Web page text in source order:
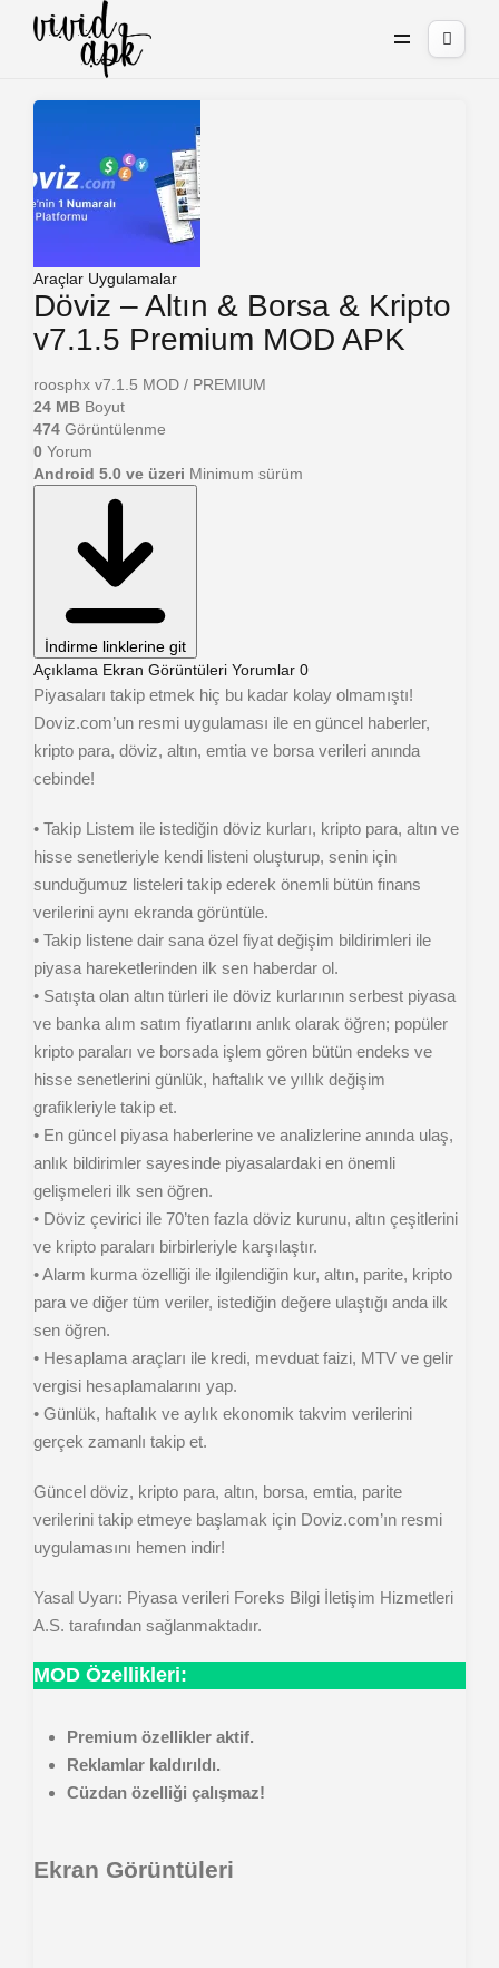
Araçlar Uygulamalar
Döviz – Altın & Borsa & Kripto
v7.1.5 Premium MOD APK
roosphx v7.1.5 MOD / PREMIUM
24 MB Boyut
474 Görüntülenme
0 Yorum
Android 5.0 ve üzeri Minimum sürüm
İndirme linklerine git
Açıklama Ekran Görüntüleri Yorumlar 0
Piyasaları takip etmek hiç bu kadar kolay olmamıştı!
Doviz.com’un resmi uygulaması ile en güncel haberler,
kripto para, döviz, altın, emtia ve borsa verileri anında
cebinde!
‌• Takip Listem ile istediğin döviz kurları, kripto para, altın ve
hisse senetleriyle kendi listeni oluşturup, senin için
sunduğumuz listeleri takip ederek önemli bütün finans
verilerini aynı ekranda görüntüle.
‌• Takip listene dair sana özel fiyat değişim bildirimleri ile
piyasa hareketlerinden ilk sen haberdar ol.
• Satışta olan altın türleri ile döviz kurlarının serbest piyasa
ve banka alım satım fiyatlarını anlık olarak öğren; popüler
kripto paraları ve borsada işlem gören bütün endeks ve
hisse senetlerini günlük, haftalık ve yıllık değişim
grafikleriyle takip et.
• En güncel piyasa haberlerine ve analizlerine anında ulaş,
anlık bildirimler sayesinde piyasalardaki en önemli
gelişmeleri ilk sen öğren.
• Döviz çevirici ile 70’ten fazla döviz kurunu, altın çeşitlerini
ve kripto paraları birbirleriyle karşılaştır.
• Alarm kurma özelliği ile ilgilendiğin kur, altın, parite, kripto
para ve diğer tüm veriler, istediğin değere ulaştığı anda ilk
sen öğren.
• Hesaplama araçları ile kredi, mevduat faizi, MTV ve gelir
vergisi hesaplamalarını yap.
• Günlük, haftalık ve aylık ekonomik takvim verilerini
gerçek zamanlı takip et.
Güncel döviz, kripto para, altın, borsa, emtia, parite
verilerini takip etmeye başlamak için Doviz.com’ın resmi
uygulamasını hemen indir!
Yasal Uyarı: Piyasa verileri Foreks Bilgi İletişim Hizmetleri
A.S. tarafından sağlanmaktadır.
MOD Özellikleri:
Premium özellikler aktif.
Reklamlar kaldırıldı.
Cüzdan özelliği çalışmaz!
Ekran Görüntüleri